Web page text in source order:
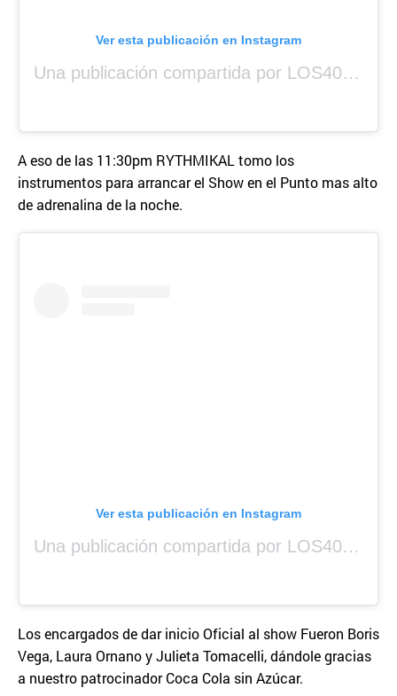
Ver esta publicación en Instagram
Una publicación compartida por LOS40 Panamá (@los40panama)
A eso de las 11:30pm RYTHMIKAL tomo los
instrumentos para arrancar el Show en el Punto mas alto
de adrenalina de la noche.
Ver esta publicación en Instagram
Una publicación compartida por LOS40 Panamá (@los40panama)
Los encargados de dar inicio Oficial al show Fueron Boris
Vega, Laura Ornano y Julieta Tomacelli, dándole gracias
a nuestro patrocinador Coca Cola sin Azúcar.